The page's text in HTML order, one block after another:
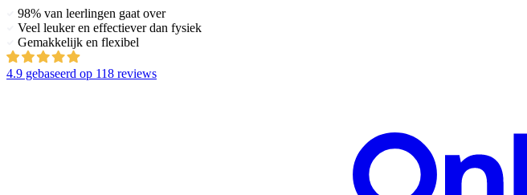
98% van leerlingen gaat over
Veel leuker en effectiever dan fysiek
Gemakkelijk en flexibel
4.9 gebaseerd op 118 reviews